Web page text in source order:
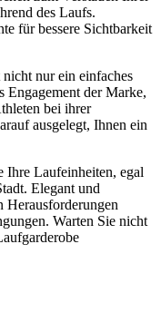
des Laufs.
für bessere Sichtbarkeit
nur ein einfaches
Engagement der Marke,
bei ihrer
ausgelegt, Ihnen ein
Ihre Laufeinheiten, egal
Elegant und
Warten Sie nicht